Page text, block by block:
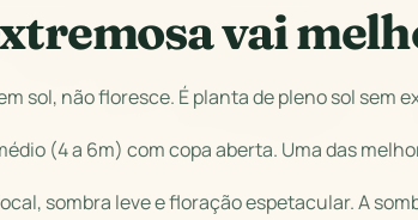
vai
sol, não floresce. É planta de pleno sol sem
(4 a 6m) com copa aberta. Uma das
sombra leve e floração espetacular. A